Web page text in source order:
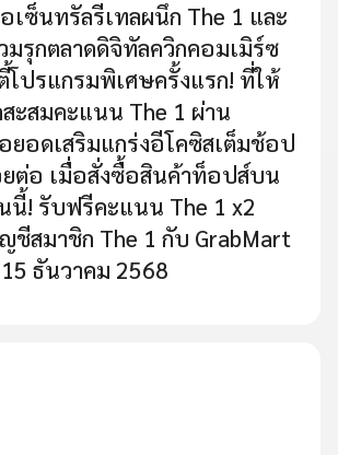
เซ็นทรัลรีเทลผนึก The 1 และ
มรุกตลาดดิจิทัลควิกคอมเมิร์ซ
โปรแกรมพิเศษครั้งแรก! ที่ให้
สะสมคะแนน The 1 ผ่าน
ยอดเสริมแกร่งอีโคซิสเต็มช้อป
ต่อ เมื่อสั่งซื้อสินค้าท็อปส์บน
นี้! รับฟรีคะแนน The 1 x2
ชีสมาชิก The 1 กับ GrabMart
ธันวาคม 2568